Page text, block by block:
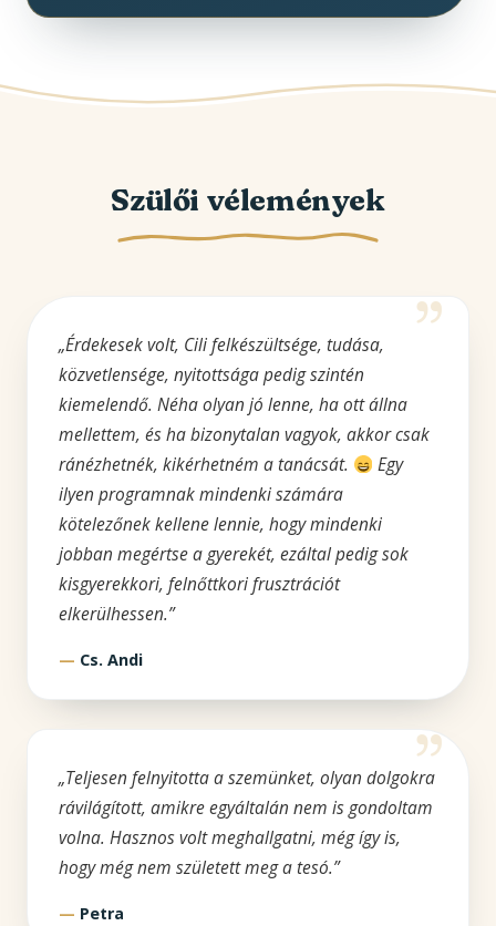
Szülői vélemények
„Érdekesek volt, Cili felkészültsége, tudása,
közvetlensége, nyitottsága pedig szintén
kiemelendő. Néha olyan jó lenne, ha ott állna
mellettem, és ha bizonytalan vagyok, akkor csak
ránézhetnék, kikérhetném a tanácsát.
Egy
ilyen programnak mindenki számára
kötelezőnek kellene lennie, hogy mindenki
jobban megértse a gyerekét, ezáltal pedig sok
kisgyerekkori, felnőttkori frusztrációt
elkerülhessen.”
Cs. Andi
„Teljesen felnyitotta a szemünket, olyan dolgokra
rávilágított, amikre egyáltalán nem is gondoltam
volna. Hasznos volt meghallgatni, még így is,
hogy még nem született meg a tesó.”
Petra